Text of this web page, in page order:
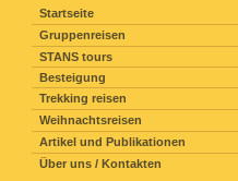
Startseite
Gruppenreisen
STANS tours
Besteigung
Trekking reisen
Weihnachtsreisen
Artikel und Publikationen
Über uns / Kontakten